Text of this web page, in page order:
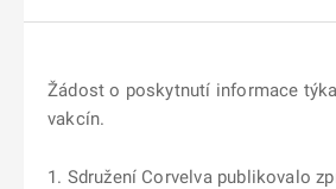
Žádost o poskytnutí informace
vakcín.
1. Sdružení Corvelva publikovalo